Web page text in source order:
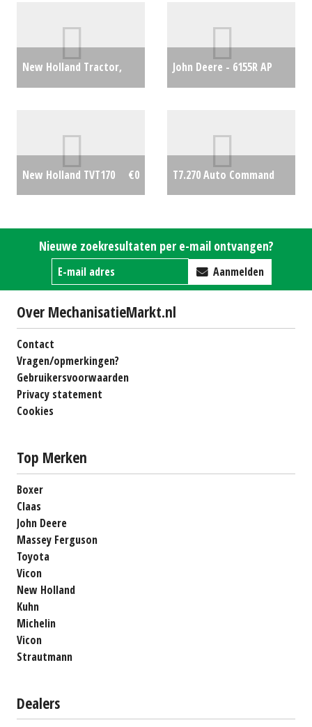
New Holland Tractor,
John Deere - 6155R AP
New Holland TVT170 €0
T7.270 Auto Command
Nieuwe zoekresultaten per e-mail ontvangen?
Aanmelden
Over MechanisatieMarkt.nl
Contact
Vragen/opmerkingen?
Gebruikersvoorwaarden
Privacy statement
Cookies
Top Merken
Boxer
Claas
John Deere
Massey Ferguson
Toyota
Vicon
New Holland
Kuhn
Michelin
Vicon
Strautmann
Dealers